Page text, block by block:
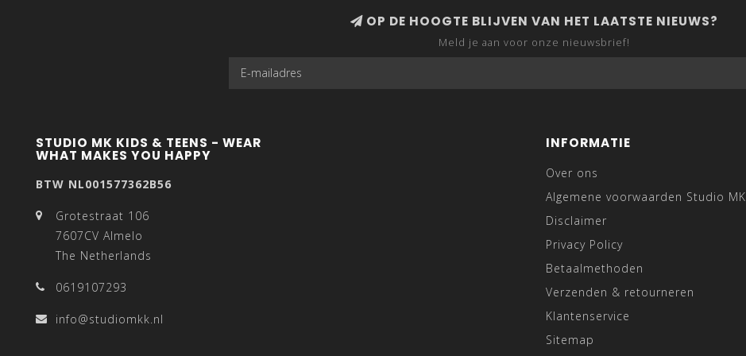
OP DE HOOGTE BLIJVEN VAN HET LAATSTE NIEUWS?
Meld je aan voor onze nieuwsbrief!
STUDIO MK KIDS & TEENS - WEAR
WHAT MAKES YOU HAPPY
BTW NL001577362B56
Grotestraat 106
7607CV Almelo
The Netherlands
0619107293
info@studiomkk.nl
INFORMATIE
Over ons
Algemene voorwaarden Studio MK
Disclaimer
Privacy Policy
Betaalmethoden
Verzenden & retourneren
Klantenservice
Sitemap